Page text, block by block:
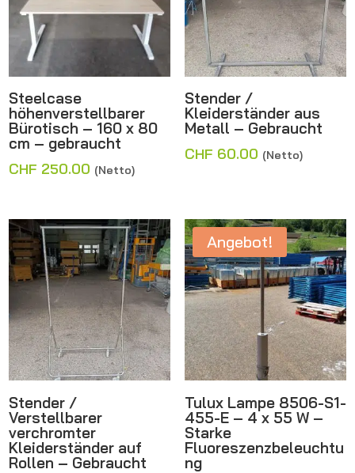
Steelcase
höhenverstellbarer
Bürotisch – 160 x 80
cm – gebraucht
CHF 250.00 (Netto)
Stender /
Kleiderständer aus
Metall – Gebraucht
CHF 60.00 (Netto)
Stender /
Verstellbarer
verchromter
Kleiderständer auf
Rollen – Gebraucht
Angebot!
Tulux Lampe 8506-S1-
455-E – 4 x 55 W –
Starke
Fluoreszenzbeleuchtu
ng